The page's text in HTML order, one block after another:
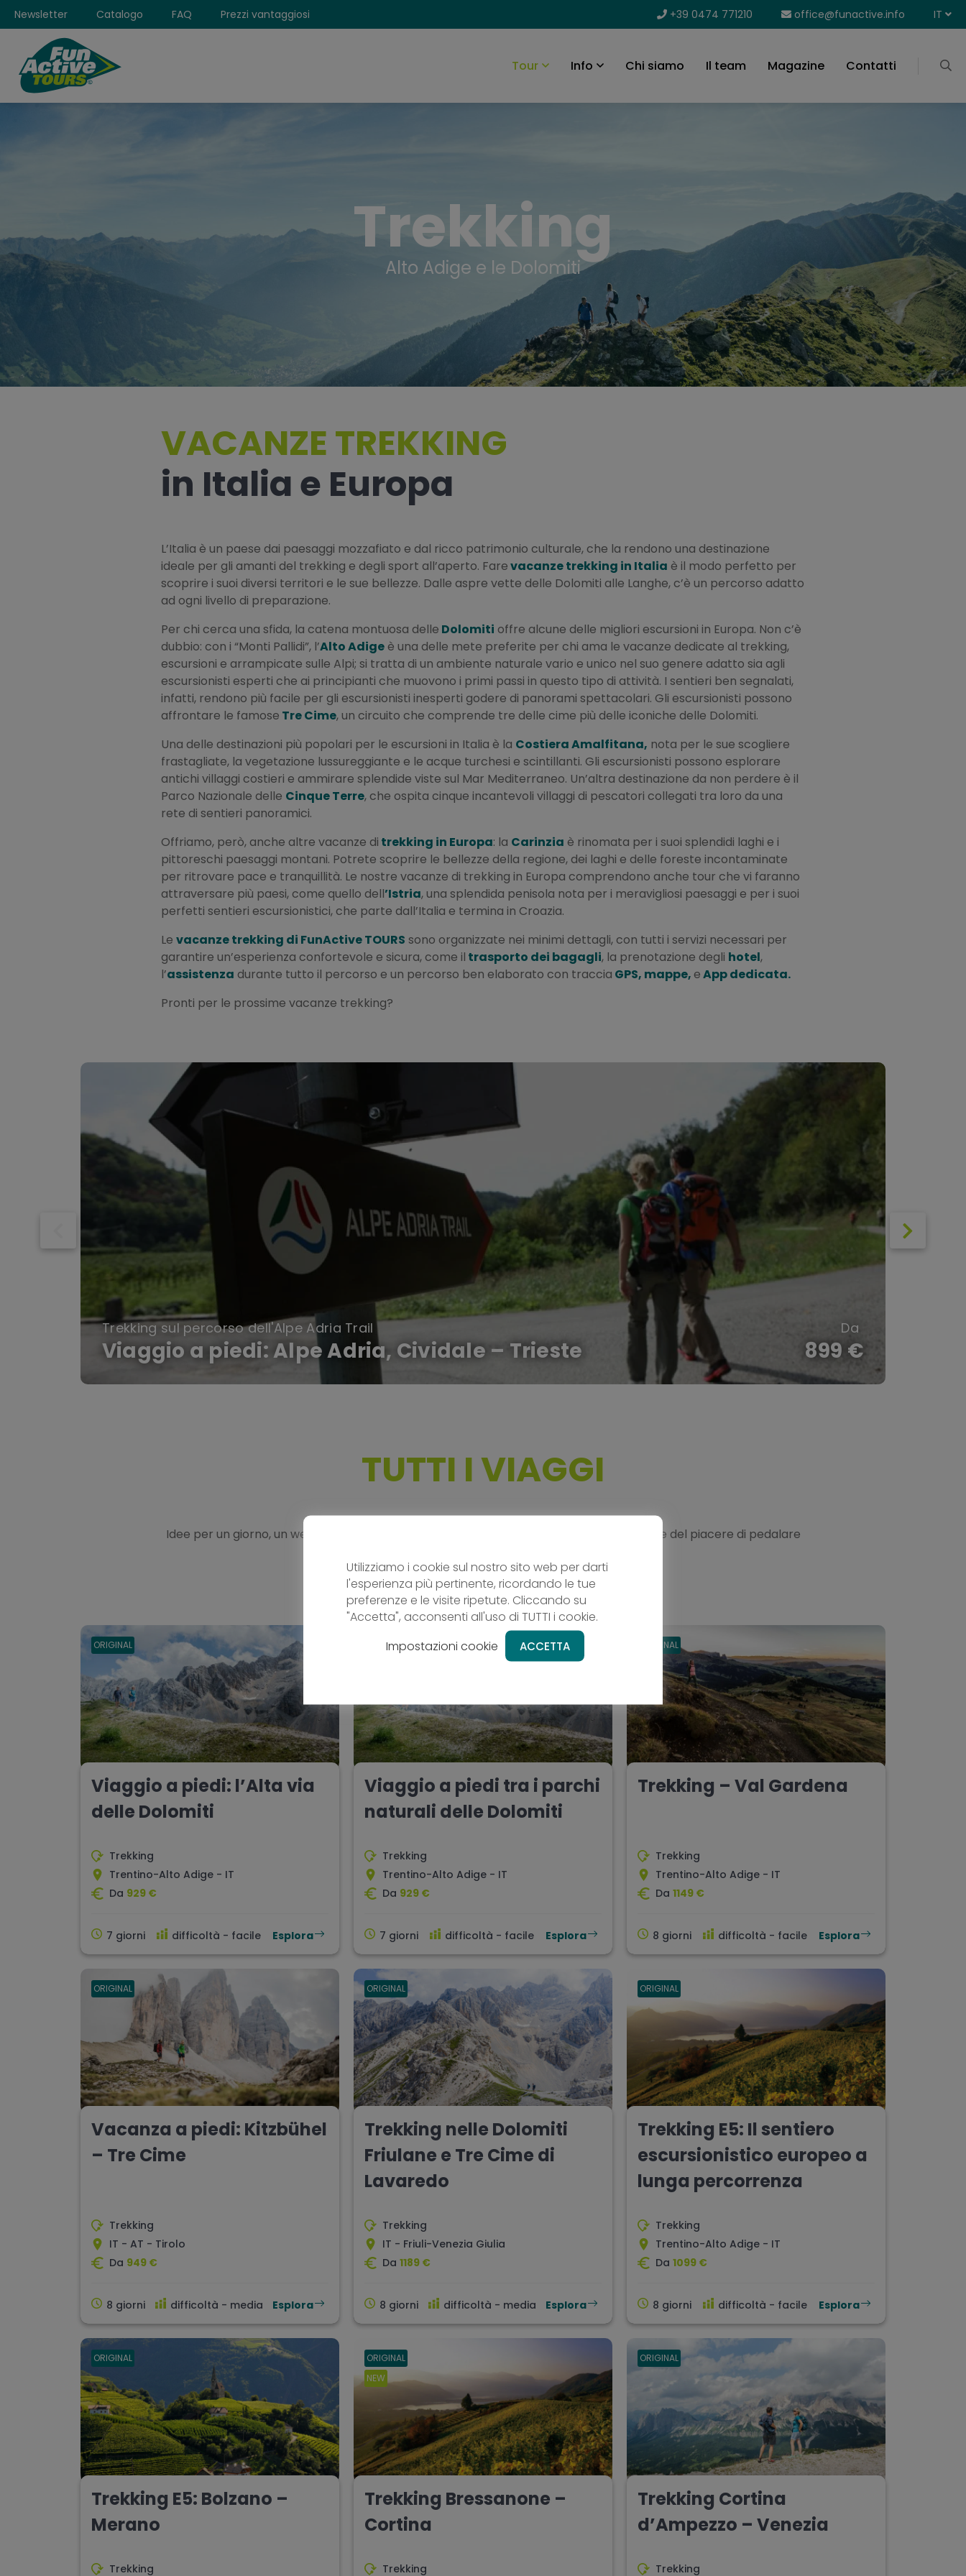
Newsletter Catalogo FAQ Prezzi vantaggiosi +39 0474 771210 office@funactive.info IT
Tour Info Chi siamo Il team Magazine Contatti
Trekking
Alto Adige e le Dolomiti
VACANZE TREKKING
in Italia e Europa
L’Italia è un paese dai paesaggi mozzafiato e dal ricco patrimonio culturale, che la rendono una destinazione
ideale per gli amanti del trekking e degli sport all’aperto. Farevacanze trekking in Italia è il modo perfetto per
scoprire i suoi diversi territori e le sue bellezze. Dalle aspre vette delle Dolomiti alle Langhe, c’è un percorso adatto
ad ogni livello di preparazione.
Per chi cerca una sfida, la catena montuosa delle Dolomiti offre alcune delle migliori escursioni in Europa. Non c’è
dubbio: con i “Monti Pallidi”, l’Alto Adige è una delle mete preferite per chi ama le vacanze dedicate al trekking,
escursioni e arrampicate sulle Alpi; si tratta di un ambiente naturale vario e unico nel suo genere adatto sia agli
escursionisti esperti che ai principianti che muovono i primi passi in questo tipo di attività. I sentieri ben segnalati,
infatti, rendono più facile per gli escursionisti inesperti godere di panorami spettacolari. Gli escursionisti possono
affrontare le famose Tre Cime, un circuito che comprende tre delle cime più delle iconiche delle Dolomiti.
Una delle destinazioni più popolari per le escursioni in Italia è la Costiera Amalfitana, nota per le sue scogliere
frastagliate, la vegetazione lussureggiante e le acque turchesi e scintillanti. Gli escursionisti possono esplorare
antichi villaggi costieri e ammirare splendide viste sul Mar Mediterraneo. Un’altra destinazione da non perdere è il
Parco Nazionale delle Cinque Terre, che ospita cinque incantevoli villaggi di pescatori collegati tra loro da una
rete di sentieri panoramici.
Offriamo, però, anche altre vacanze di trekking in Europa: la Carinzia è rinomata per i suoi splendidi laghi e i
pittoreschi paesaggi montani. Potrete scoprire le bellezze della regione, dei laghi e delle foreste incontaminate
per ritrovare pace e tranquillità. Le nostre vacanze di trekking in Europa comprendono anche tour che vi faranno
attraversare più paesi, come quello dell’Istria, una splendida penisola nota per i meravigliosi paesaggi e per i suoi
perfetti sentieri escursionistici, che parte dall’Italia e termina in Croazia.
Le vacanze trekking di FunActive TOURS sono organizzate nei minimi dettagli, con tutti i servizi necessari per
garantire un’esperienza confortevole e sicura, come il trasporto dei bagagli, la prenotazione degli hotel,
l’assistenza durante tutto il percorso e un percorso ben elaborato con traccia GPS, mappe, eApp dedicata.
Pronti per le prossime vacanze trekking?
Trekking sul percorso dell'Alpe Adria Trail
Viaggio a piedi: Alpe Adria, Cividale – Trieste 899 €
TUTTI I VIAGGI
Idee per un giorno, un weekend o una settimana all’insegna dell’avventura, della natura e del piacere di pedalare
ORIGINAL
Viaggio a piedi: l’Alta via
delle Dolomiti
Trekking
Trentino-Alto Adige - IT
Da 929 €
7 giorni difficoltà - facile Esplora
ORIGINAL
Viaggio a piedi tra i parchi
naturali delle Dolomiti
Trekking
Trentino-Alto Adige - IT
Da 929 €
7 giorni difficoltà - facile Esplora
ORIGINAL
Trekking – Val Gardena
Trekking
Trentino-Alto Adige - IT
Da 1149 €
8 giorni difficoltà - facile Esplora
ORIGINAL
Vacanza a piedi: Kitzbühel
– Tre Cime
Trekking
IT - AT - Tirolo
Da 949 €
8 giorni difficoltà - media Esplora
ORIGINAL
Trekking nelle Dolomiti
Friulane e Tre Cime di
Lavaredo
Trekking
IT - Friuli-Venezia Giulia
Da 1189 €
8 giorni difficoltà - media Esplora
ORIGINAL
Trekking E5: Il sentiero
escursionistico europeo a
lunga percorrenza
Trekking
Trentino-Alto Adige - IT
Da 1099 €
8 giorni difficoltà - facile Esplora
ORIGINAL
Trekking E5: Bolzano –
Merano
Trekking
ORIGINAL
NEW
Trekking Bressanone –
Cortina
Trekking
ORIGINAL
Trekking Cortina
d’Ampezzo – Venezia
Trekking
Utilizziamo i cookie sul nostro sito web per darti
l'esperienza più pertinente, ricordando le tue
preferenze e le visite ripetute. Cliccando su
"Accetta", acconsenti all'uso di TUTTI i cookie.
Impostazioni cookie
ACCETTA